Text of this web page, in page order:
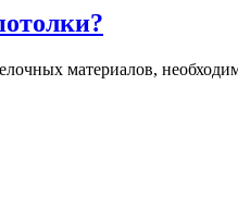
материалов,